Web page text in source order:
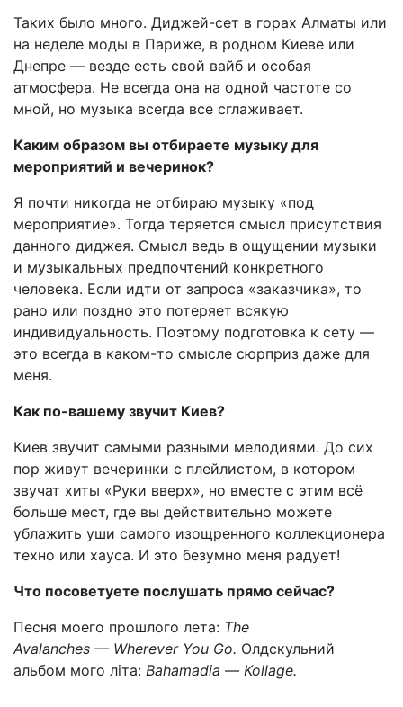
Таких было много. Диджей-сет в горах Алматы или
на неделе моды в Париже, в родном Киеве или
Днепре — везде есть свой вайб и особая
атмосфера. Не всегда она на одной частоте со
мной, но музыка всегда все сглаживает.
Каким образом вы отбираете музыку для
мероприятий и вечеринок?
Я почти никогда не отбираю музыку «под
мероприятие». Тогда теряется смысл присутствия
данного диджея. Смысл ведь в ощущении музыки
и музыкальных предпочтений конкретного
человека. Если идти от запроса «заказчика», то
рано или поздно это потеряет всякую
индивидуальность. Поэтому подготовка к сету —
это всегда в каком-то смысле сюрприз даже для
меня.
Как по-вашему звучит Киев?
Киев звучит самыми разными мелодиями. До сих
пор живут вечеринки с плейлистом, в котором
звучат хиты «Руки вверх», но вместе с этим всё
больше мест, где вы действительно можете
ублажить уши самого изощренного коллекционера
техно или хауса. И это безумно меня радует!
Что посоветуете послушать прямо сейчас?
Песня моего прошлого лета: The
Avalanches — Wherever You Go. Олдскульний
альбом мого літа: Bahamadia — Kollage.